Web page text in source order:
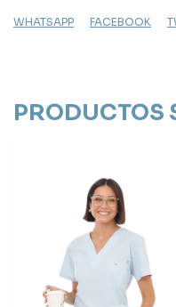
WHATSAPP FACEBOOK
PRODUCTOS